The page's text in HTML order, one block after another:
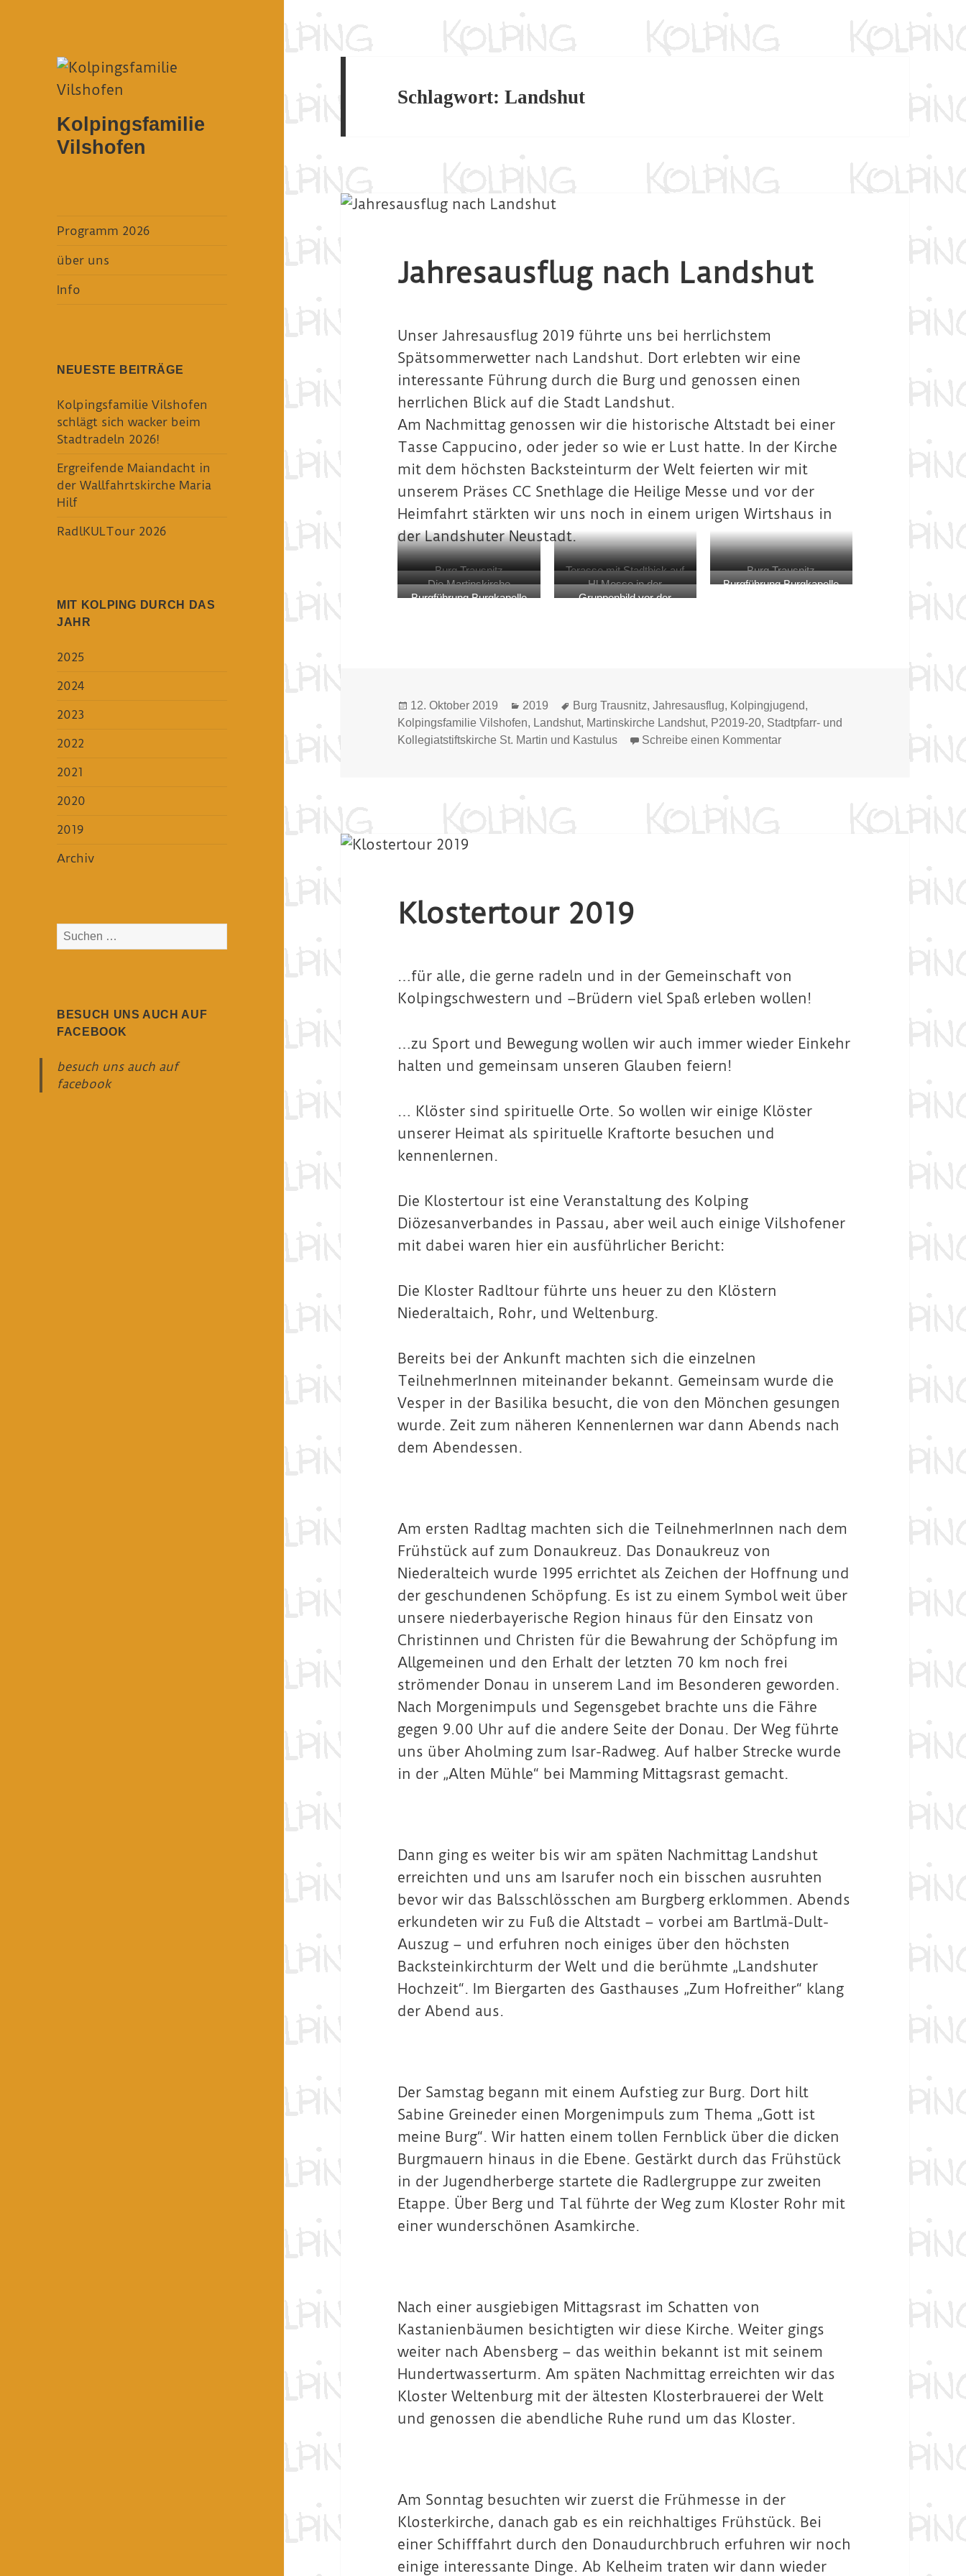
Kolpingsfamilie
Vilshofen
Programm 2026
über uns
Info
NEUESTE BEITRÄGE
Kolpingsfamilie Vilshofen
schlägt sich wacker beim
Stadtradeln 2026!
Ergreifende Maiandacht in
der Wallfahrtskirche Maria
Hilf
RadlKULTour 2026
MIT KOLPING DURCH DAS
JAHR
2025
2024
2023
2022
2021
2020
2019
Archiv
Suchen
nach:
BESUCH UNS AUCH AUF
FACEBOOK
besuch uns auch auf
facebook
Schlagwort:Landshut
Jahresausflug nach Landshut
Unser Jahresausflug 2019 führte uns bei herrlichstem
Spätsommerwetter nach Landshut. Dort erlebten wir eine
interessante Führung durch die Burg und genossen einen
herrlichen Blick auf die Stadt Landshut.
Am Nachmittag genossen wir die historische Altstadt bei einer
Tasse Cappucino, oder jeder so wie er Lust hatte. In der Kirche
mit dem höchsten Backsteinturm der Welt feierten wir mit
unserem Präses CC Snethlage die Heilige Messe und vor der
Heimfahrt stärkten wir uns noch in einem urigen Wirtshaus in
der Landshuter Neustadt.
Burg Trausnitz
Terasse mit Stadtbick auf
der Burg
Burg Trausnitz
Die Martinskirche
Hl Messe in der
Martinskirche
Burgführung Burgkapelle
Burgführung Burgkapelle
Gruppenbild vor der
Veröffentlicht
am
12. Oktober 2019 Kategorien
2019 Schlagwörter
Burg Trausnitz,Jahresausflug, Kolpingjugend,
Kolpingsfamilie Vilshofen, Landshut, Martinskirche Landshut, P2019-20, Stadtpfarr- und
Kollegiatstiftskirche St. Martin und Kastulus
Schreibe einen Kommentarzu Jahresausflug nach Landshut
Klostertour 2019
…für alle, die gerne radeln und in der Gemeinschaft von
Kolpingschwestern und –Brüdern viel Spaß erleben wollen!
…zu Sport und Bewegung wollen wir auch immer wieder Einkehr
halten und gemeinsam unseren Glauben feiern!
… Klöster sind spirituelle Orte. So wollen wir einige Klöster
unserer Heimat als spirituelle Kraftorte besuchen und
kennenlernen.
Die Klostertour ist eine Veranstaltung des Kolping
Diözesanverbandes in Passau, aber weil auch einige Vilshofener
mit dabei waren hier ein ausführlicher Bericht:
Die Kloster Radltour führte uns heuer zu den Klöstern
Niederaltaich, Rohr, und Weltenburg.
Bereits bei der Ankunft machten sich die einzelnen
TeilnehmerInnen miteinander bekannt. Gemeinsam wurde die
Vesper in der Basilika besucht, die von den Mönchen gesungen
wurde. Zeit zum näheren Kennenlernen war dann Abends nach
dem Abendessen.
Am ersten Radltag machten sich die TeilnehmerInnen nach dem
Frühstück auf zum Donaukreuz. Das Donaukreuz von
Niederalteich wurde 1995 errichtet als Zeichen der Hoffnung und
der geschundenen Schöpfung. Es ist zu einem Symbol weit über
unsere niederbayerische Region hinaus für den Einsatz von
Christinnen und Christen für die Bewahrung der Schöpfung im
Allgemeinen und den Erhalt der letzten 70 km noch frei
strömender Donau in unserem Land im Besonderen geworden.
Nach Morgenimpuls und Segensgebet brachte uns die Fähre
gegen 9.00 Uhr auf die andere Seite der Donau. Der Weg führte
uns über Aholming zum Isar-Radweg. Auf halber Strecke wurde
in der „Alten Mühle“ bei Mamming Mittagsrast gemacht.
Dann ging es weiter bis wir am späten Nachmittag Landshut
erreichten und uns am Isarufer noch ein bisschen ausruhten
bevor wir das Balsschlösschen am Burgberg erklommen. Abends
erkundeten wir zu Fuß die Altstadt – vorbei am Bartlmä-Dult-
Auszug – und erfuhren noch einiges über den höchsten
Backsteinkirchturm der Welt und die berühmte „Landshuter
Hochzeit“. Im Biergarten des Gasthauses „Zum Hofreither“ klang
der Abend aus.
Der Samstag begann mit einem Aufstieg zur Burg. Dort hilt
Sabine Greineder einen Morgenimpuls zum Thema „Gott ist
meine Burg“. Wir hatten einem tollen Fernblick über die dicken
Burgmauern hinaus in die Ebene. Gestärkt durch das Frühstück
in der Jugendherberge startete die Radlergruppe zur zweiten
Etappe. Über Berg und Tal führte der Weg zum Kloster Rohr mit
einer wunderschönen Asamkirche.
Nach einer ausgiebigen Mittagsrast im Schatten von
Kastanienbäumen besichtigten wir diese Kirche. Weiter gings
weiter nach Abensberg – das weithin bekannt ist mit seinem
Hundertwasserturm. Am späten Nachmittag erreichten wir das
Kloster Weltenburg mit der ältesten Klosterbrauerei der Welt
und genossen die abendliche Ruhe rund um das Kloster.
Am Sonntag besuchten wir zuerst die Frühmesse in der
Klosterkirche, danach gab es ein reichhaltiges Frühstück. Bei
einer Schifffahrt durch den Donaudurchbruch erfuhren wir noch
einige interessante Dinge. Ab Kelheim traten wir dann wieder